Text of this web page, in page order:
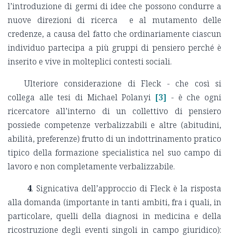
l’introduzione di germi di idee che possono condurre a
nuove direzioni di ricerca e al mutamento delle
credenze, a causa del fatto che ordinariamente ciascun
individuo partecipa a più gruppi di pensiero perché è
inserito e vive in molteplici contesti sociali.
Ulteriore considerazione di Fleck - che così si
collega alle tesi di Michael Polanyi [3] - è che ogni
ricercatore all’interno di un collettivo di pensiero
possiede competenze verbalizzabili e altre (abitudini,
abilità, preferenze) frutto di un indottrinamento pratico
tipico della formazione specialistica nel suo campo di
lavoro e non completamente verbalizzabile.
4. Signicativa dell’approccio di Fleck è la risposta
alla domanda (importante in tanti ambiti, fra i quali, in
particolare, quelli della diagnosi in medicina e della
ricostruzione degli eventi singoli in campo giuridico):